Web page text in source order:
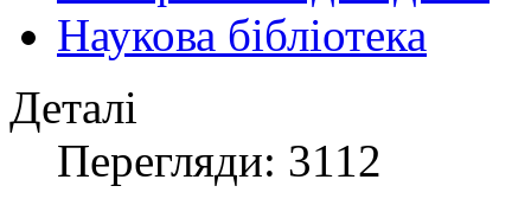
Наукова бібліотека
Деталі
Перегляди: 3112